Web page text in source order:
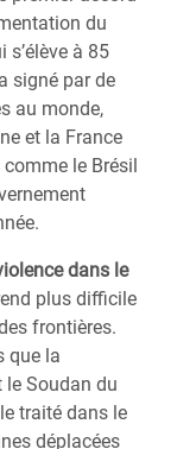
du
s’élève à 85
signé par de
au monde,
et la France
le Brésil
dans le
plus difficile
frontières.
que la
le Soudan du
traité dans le
déplacées